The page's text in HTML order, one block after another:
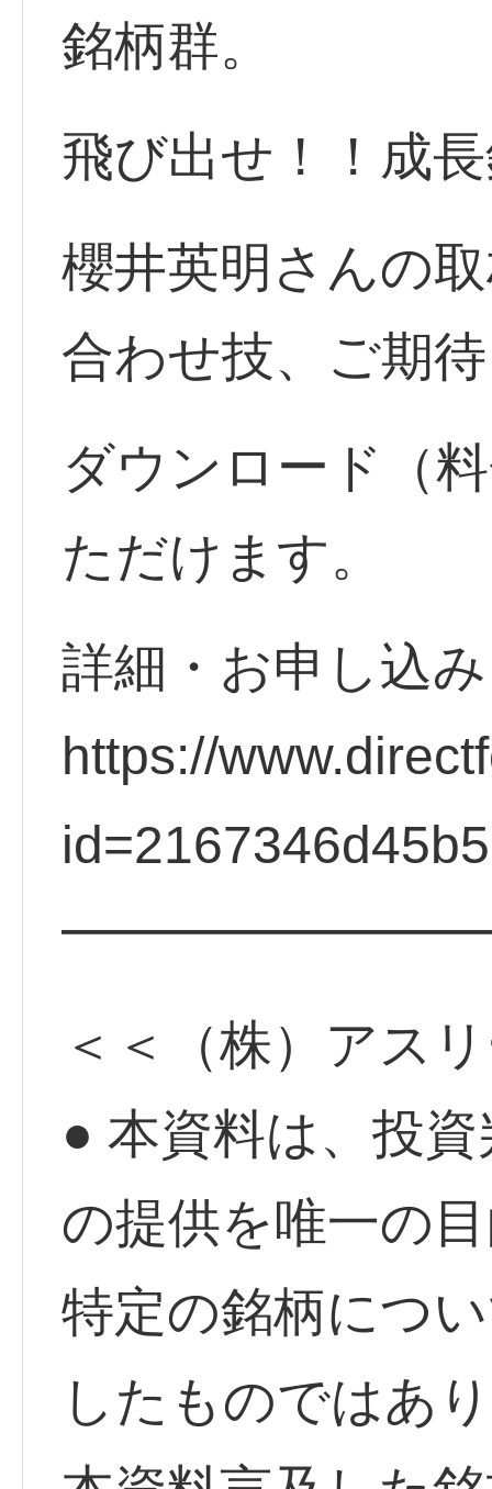
銘柄群。
飛び出せ！！成
櫻井英明さんの
合わせ技、ご期
ダウンロード（
ただけます。
詳細・お申し
https://
＜＜（株）アス
● 本資料は、投
の提供を唯一の
特定の銘柄につ
したものではあ